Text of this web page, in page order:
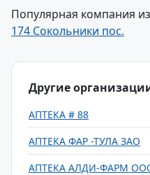
Популярная компания
174 Сокольники пос.
Другие
АПТЕКА # 88
АПТЕКА ФАР -ТУЛА ЗАО
АПТЕКА АЛДИ-ФАРМ